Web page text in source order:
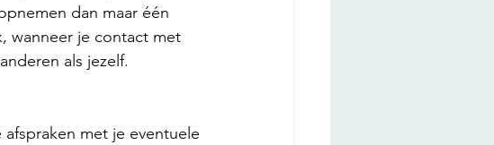
dan maar één
wanneer je contact met
als jezelf.
met je eventuele